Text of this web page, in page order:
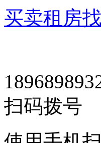
买卖租房
扫码拨号